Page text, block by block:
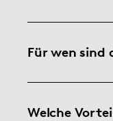
Für wen sind
Welche